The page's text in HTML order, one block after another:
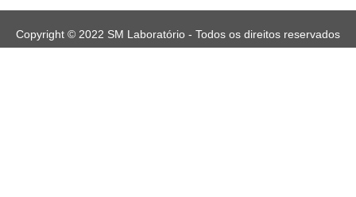
Copyright © 2022 SM Laboratório - Todos os direitos reservados